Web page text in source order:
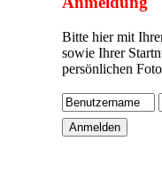
Bitte hier mit
sowie Ihrer
persönlichen